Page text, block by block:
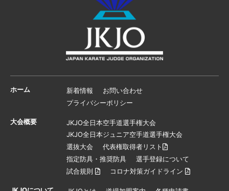
ホーム 新着情報
お問い合わせ
プライバシーポリシー
大会概要
JKJO全日本空手道選手権大会
JKJO全日本ジュニア空手道選手権大会
選抜大会
代表権取得者リスト
指定防具・推奨防具
選手登録について
試合規則
コロナ対策ガイドライン